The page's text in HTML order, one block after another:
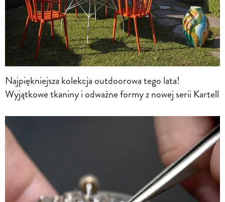
Najpiękniejsza kolekcja outdoorowa tego lata!
Wyjątkowe tkaniny i odważne formy z nowej serii Kartell